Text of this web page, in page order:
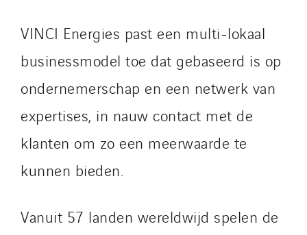
VINCI Energies past een multi-lokaal
businessmodel toe dat gebaseerd is op
ondernemerschap en een netwerk van
expertises, in nauw contact met de
klanten om zo een meerwaarde te
kunnen bieden.
Vanuit 57 landen wereldwijd spelen de